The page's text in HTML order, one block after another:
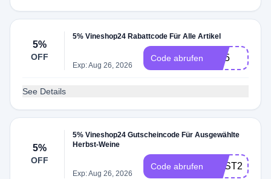
5%
OFF
5% Vineshop24 Rabattcode Für Alle Artikel
Exp: Aug 26, 2026
Code abrufen are5
See Details
5%
OFF
5% Vineshop24 Gutscheincode Für Ausgewählte
Herbst-Weine
Exp: Aug 26, 2026
Code abrufen RBST21